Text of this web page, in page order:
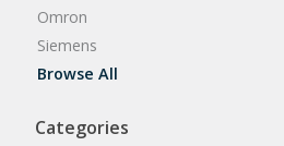
Omron
Siemens
Browse All
Categories